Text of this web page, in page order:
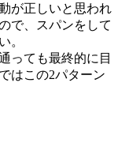
が正しいと思われ
で、スパンをして
。
っても最終的に目
はこの2パターン